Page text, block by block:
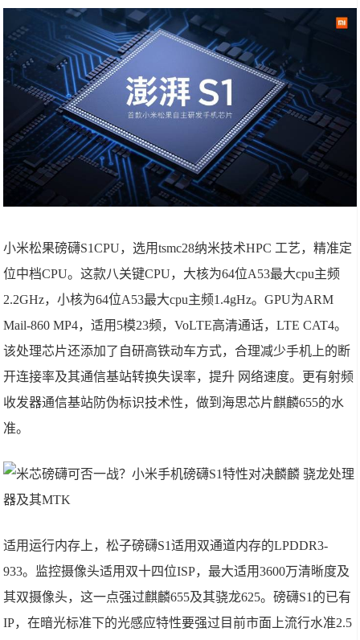
小米松果磅礴S1CPU，选用tsmc28纳米技术HPC 工艺，精准定
位中档CPU。这款八关键CPU，大核为64位A53最大cpu主频
2.2GHz，小核为64位A53最大cpu主频1.4gHz。GPU为ARM
Mail-860 MP4，适用5模23频，VoLTE高清通话，LTE CAT4。
该处理芯片还添加了自研高铁动车方式，合理减少手机上的断
开连接率及其通信基站转换失误率，提升 网络速度。更有射频
收发器通信基站防伪标识技术性，做到海思芯片麒麟655的水
准。
适用运行内存上，松子磅礴S1适用双通道内存的LPDDR3-
933。监控摄像头适用双十四位ISP，最大适用3600万清晰度及
其双摄像头，这一点强过麒麟655及其骁龙625。磅礴S1的已有
IP，在暗光标准下的光感应特性要强过目前市面上流行水准2.5